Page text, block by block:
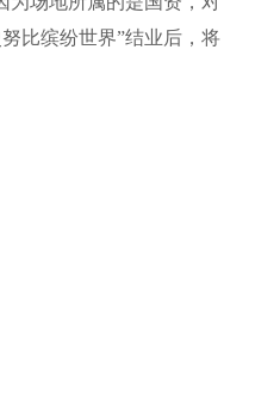
比缤纷世界”结业后，将